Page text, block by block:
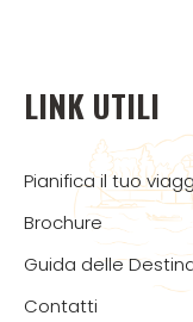
LINK UTILI
Pianifica il tuo
Brochure
Guida delle
Contatti